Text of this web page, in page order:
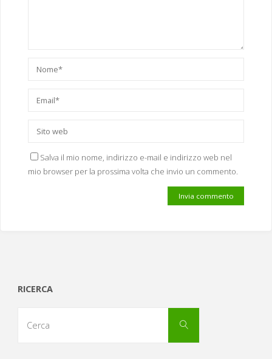
Salva il mio nome, indirizzo e-mail e indirizzo web nel
mio browser per la prossima volta che invio un commento.
RICERCA
Cerca